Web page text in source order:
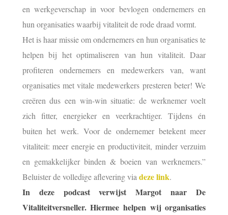
en werkgeverschap in voor bevlogen ondernemers en
hun organisaties waarbij vitaliteit de rode draad vormt.
Het is haar missie om ondernemers en hun organisaties te
helpen bij het optimaliseren van hun vitaliteit. Daar
profiteren ondernemers en medewerkers van, want
organisaties met vitale medewerkers presteren beter! We
creëren dus een win-win situatie: de werknemer voelt
zich fitter, energieker en veerkrachtiger. Tijdens én
buiten het werk. Voor de ondernemer betekent meer
vitaliteit: meer energie en productiviteit, minder verzuim
en gemakkelijker binden & boeien van werknemers.”
Beluister de volledige aflevering via deze link.
In deze podcast verwijst Margot naar De
Vitaliteitversneller. Hiermee helpen wij organisaties